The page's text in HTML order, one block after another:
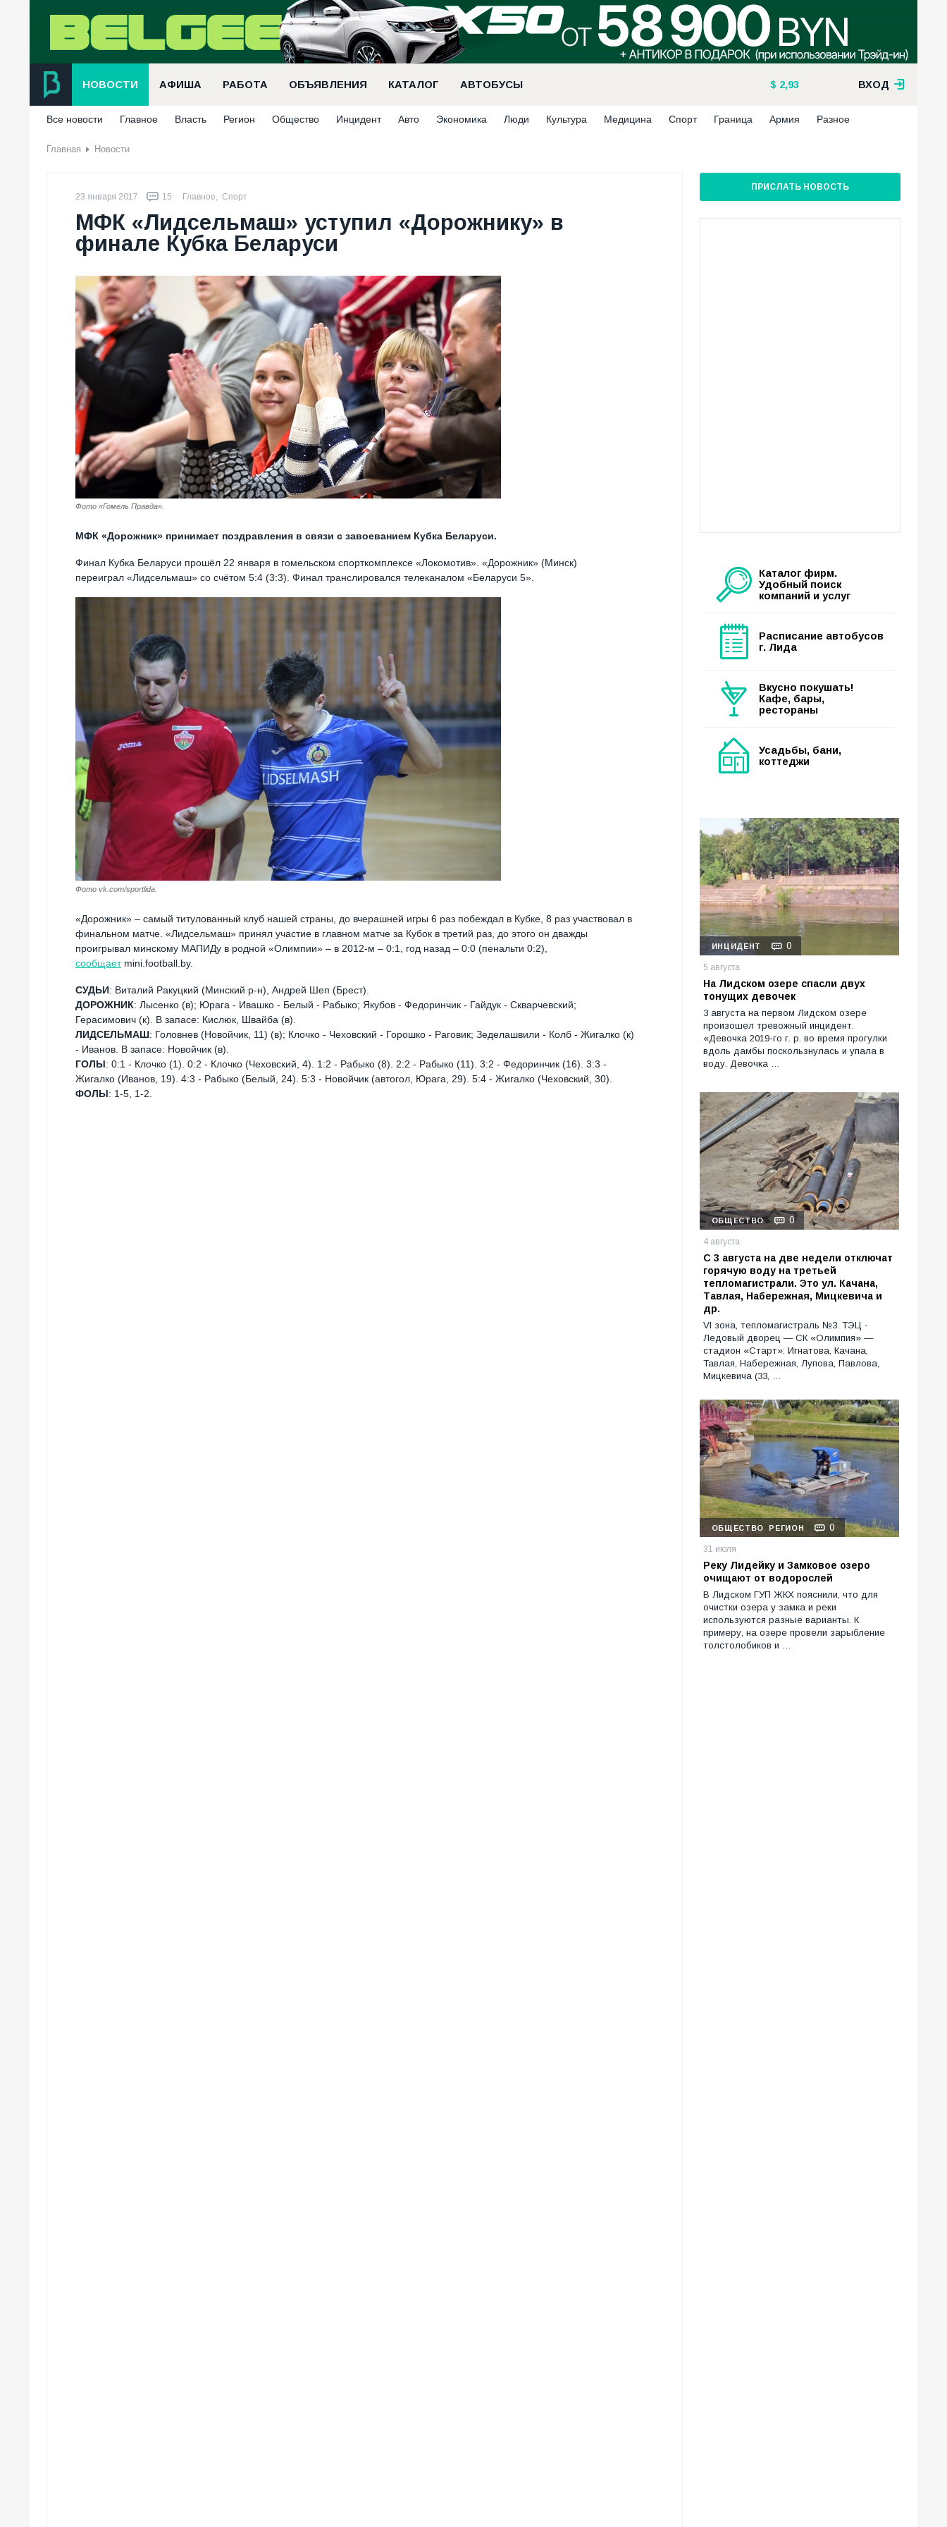
НОВОСТИ АФИША РАБОТА ОБЪЯВЛЕНИЯ КАТАЛОГ АВТОБУСЫ 2,93 ВХОД
Все новости Главное Власть Регион Общество Инцидент Авто Экономика Люди Культура Медицина Спорт Граница Армия Разное
Главная Новости
23 января 2017 15 Главное, Спорт
МФК «Лидсельмаш» уступил «Дорожнику» в
финале Кубка Беларуси
Фото «Гомель Правда».
МФК «Дорожник» принимает поздравления в связи с завоеванием Кубка Беларуси.
Финал Кубка Беларуси прошёл 22 января в гомельском спорткомплексе «Локомотив». «Дорожник» (Минск)
переиграл «Лидсельмаш» со счётом 5:4 (3:3). Финал транслировался телеканалом «Беларуси 5».
Фото vk.com/sportlida.
«Дорожник» – самый титулованный клуб нашей страны, до вчерашней игры 6 раз побеждал в Кубке, 8 раз участвовал в
финальном матче. «Лидсельмаш» принял участие в главном матче за Кубок в третий раз, до этого он дважды
проигрывал минскому МАПИДу в родной «Олимпии» – в 2012-м – 0:1, год назад – 0:0 (пенальти 0:2),
сообщаетmini.football.by.
СУДЬИ: Виталий Ракуцкий (Минский р-н), Андрей Шеп (Брест).
ДОРОЖНИК: Лысенко (в); Юрага - Ивашко - Белый - Рабыко; Якубов - Федоринчик - Гайдук - Скварчевский;
Герасимович (к). В запасе: Кислюк, Швайба (в).
ЛИДСЕЛЬМАШ: Головнев (Новойчик, 11) (в); Клочко - Чеховский - Горошко - Раговик; Зеделашвили - Колб - Жигалко (к)
- Иванов. В запасе: Новойчик (в).
ГОЛЫ: 0:1 - Клочко (1). 0:2 - Клочко (Чеховский, 4). 1:2 - Рабыко (8). 2:2 - Рабыко (11). 3:2 - Федоринчик (16). 3:3 -
Жигалко (Иванов, 19). 4:3 - Рабыко (Белый, 24). 5:3 - Новойчик (автогол, Юрага, 29). 5:4 - Жигалко (Чеховский, 30).
ФОЛЫ: 1-5, 1-2.
ПРИСЛАТЬ НОВОСТЬ
Каталог фирм.
Удобный поиск
компаний и услуг
Расписание автобусов
г. Лида
Вкусно покушать!
Кафе, бары,
рестораны
Усадьбы, бани,
коттеджи
ИНЦИДЕНТ 0
5 августа
На Лидском озере спасли двух
тонущих девочек
3 августа на первом Лидском озере
произошел тревожный инцидент.
«Девочка 2019-го г. р. во время прогулки
вдоль дамбы поскользнулась и упала в
воду. Девочка …
ОБЩЕСТВО 0
4 августа
С 3 августа на две недели отключат
горячую воду на третьей
тепломагистрали. Это ул. Качана,
Тавлая, Набережная, Мицкевича и
др.
VI зона, тепломагистраль №3. ТЭЦ -
Ледовый дворец — СК «Олимпия» —
стадион «Старт»: Игнатова, Качана,
Тавлая, Набережная, Лупова, Павлова,
Мицкевича (33, …
ОБЩЕСТВО РЕГИОН 0
31 июля
Реку Лидейку и Замковое озеро
очищают от водорослей
В Лидском ГУП ЖКХ пояснили, что для
очистки озера у замка и реки
используются разные варианты. К
примеру, на озере провели зарыбление
толстолобиков и …